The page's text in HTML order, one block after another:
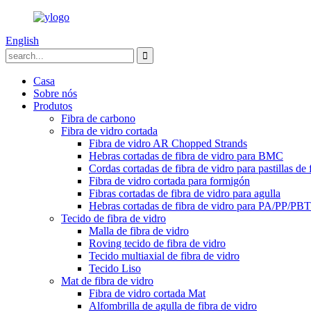
English
Casa
Sobre nós
Produtos
Fibra de carbono
Fibra de vidro cortada
Fibra de vidro AR Chopped Strands
Hebras cortadas de fibra de vidro para BMC
Cordas cortadas de fibra de vidro para pastillas de
Fibra de vidro cortada para formigón
Fibras cortadas de fibra de vidro para agulla
Hebras cortadas de fibra de vidro para PA/PP/PBT
Tecido de fibra de vidro
Malla de fibra de vidro
Roving tecido de fibra de vidro
Tecido multiaxial de fibra de vidro
Tecido Liso
Mat de fibra de vidro
Fibra de vidro cortada Mat
Alfombrilla de agulla de fibra de vidro